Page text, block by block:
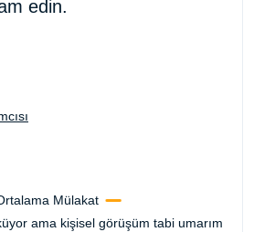
edin.
Mülakat
ama kişisel görüşüm tabi umarım